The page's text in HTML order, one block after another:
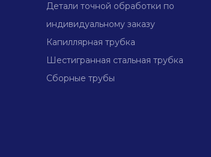
Детали точной обработки по
индивидуальному заказу
Капиллярная трубка
Шестигранная стальная трубка
Сборные трубы